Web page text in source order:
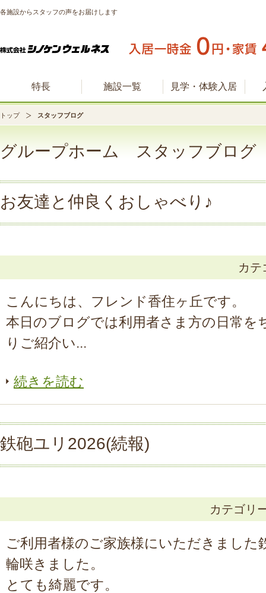
各施設からスタッフの声をお届けします
特長 施設一覧 見学・体験入居
トップ スタッフブログ
グループホーム スタッフブログ
お友達と仲良くおしゃべり♪
カ
こんにちは、フレンド香住ヶ丘です。
本日のブログでは利用者さま方の日常を
りご紹介い...
続きを読む
鉄砲ユリ2026(続報)
カテゴリ
ご利用者様のご家族様にいただきました
輪咲きました。
とても綺麗です。